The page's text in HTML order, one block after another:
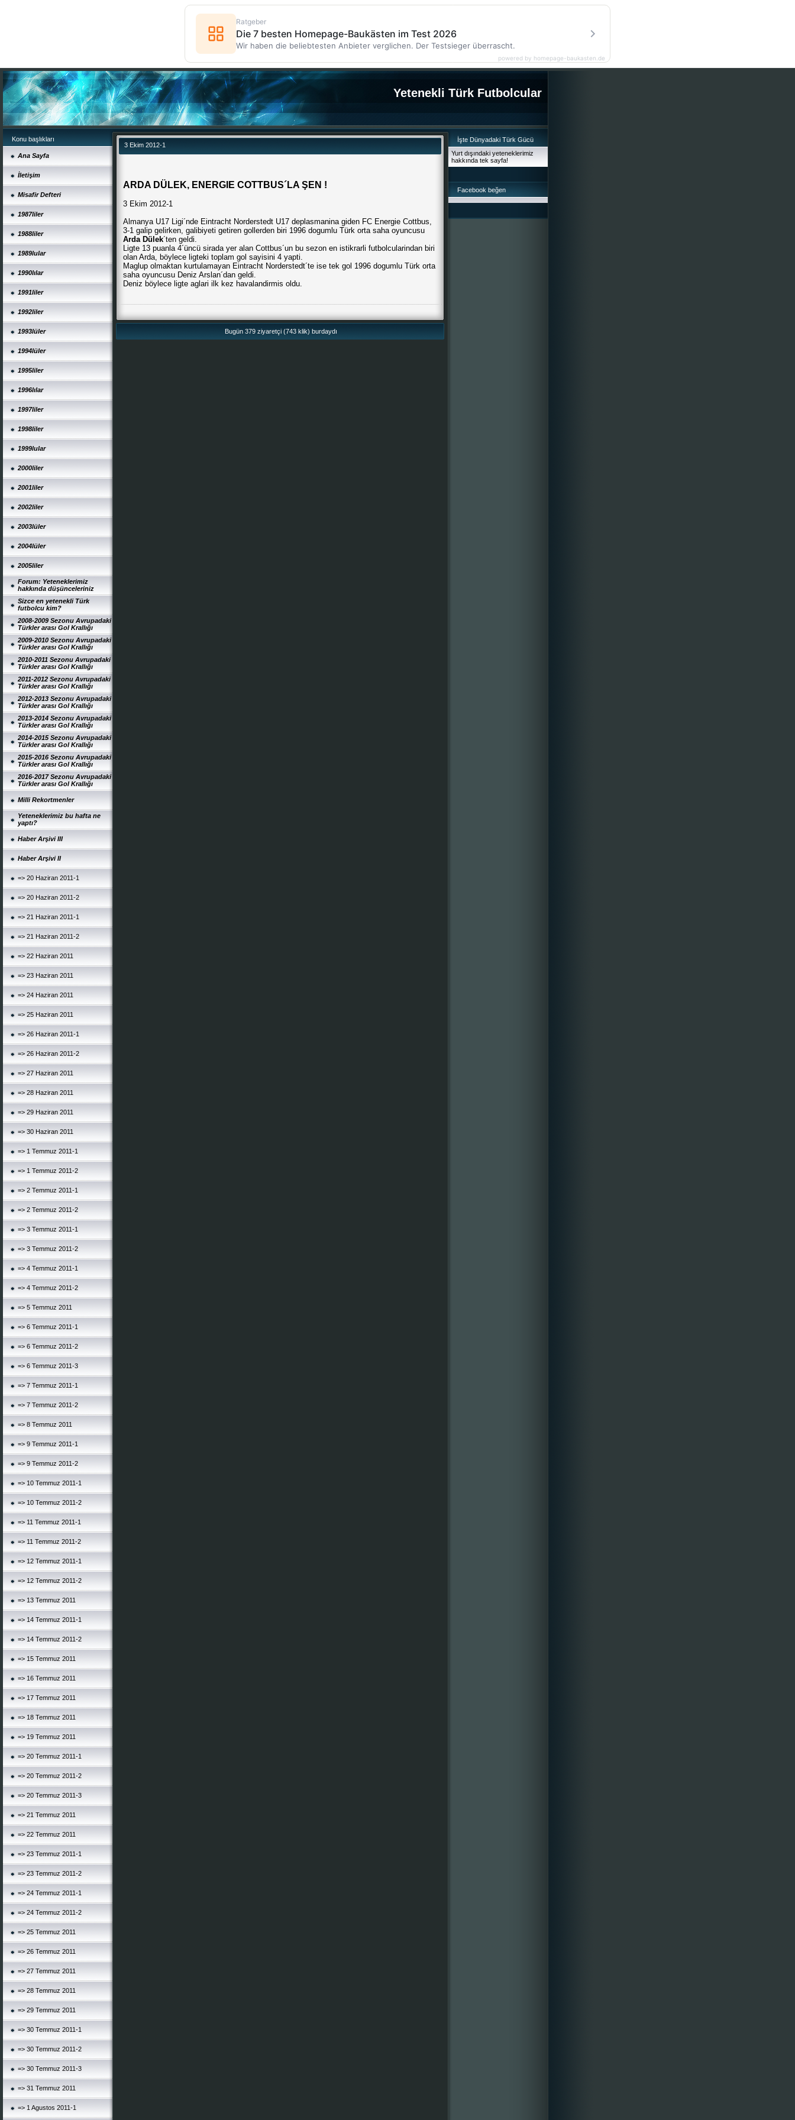
Yetenekli Türk Futbolcular
Konu başlıkları
Ana Sayfa
İletişim
Misafir Defteri
1987liler
1988liler
1989lular
1990lılar
1991liler
1992liler
1993lüler
1994lüler
1995liler
1996lılar
1997liler
1998liler
1999lular
2000liler
2001liler
2002liler
2003lüler
2004lüler
2005liler
Forum: Yeteneklerimiz
hakkında düşünceleriniz
Sizce en yetenekli Türk
futbolcu kim?
2008-2009 Sezonu Avrupadaki
Türkler arası Gol Krallığı
2009-2010 Sezonu Avrupadaki
Türkler arası Gol Krallığı
2010-2011 Sezonu Avrupadaki
Türkler arası Gol Krallığı
2011-2012 Sezonu Avrupadaki
Türkler arası Gol Krallığı
2012-2013 Sezonu Avrupadaki
Türkler arası Gol Krallığı
2013-2014 Sezonu Avrupadaki
Türkler arası Gol Krallığı
2014-2015 Sezonu Avrupadaki
Türkler arası Gol Krallığı
2015-2016 Sezonu Avrupadaki
Türkler arası Gol Krallığı
2016-2017 Sezonu Avrupadaki
Türkler arası Gol Krallığı
Milli Rekortmenler
Yeteneklerimiz bu hafta ne
yaptı?
Haber Arşivi III
Haber Arşivi II
=> 20 Haziran 2011-1
=> 20 Haziran 2011-2
=> 21 Haziran 2011-1
=> 21 Haziran 2011-2
=> 22 Haziran 2011
=> 23 Haziran 2011
=> 24 Haziran 2011
=> 25 Haziran 2011
=> 26 Haziran 2011-1
=> 26 Haziran 2011-2
=> 27 Haziran 2011
=> 28 Haziran 2011
=> 29 Haziran 2011
=> 30 Haziran 2011
=> 1 Temmuz 2011-1
=> 1 Temmuz 2011-2
=> 2 Temmuz 2011-1
=> 2 Temmuz 2011-2
=> 3 Temmuz 2011-1
=> 3 Temmuz 2011-2
=> 4 Temmuz 2011-1
=> 4 Temmuz 2011-2
=> 5 Temmuz 2011
=> 6 Temmuz 2011-1
=> 6 Temmuz 2011-2
=> 6 Temmuz 2011-3
=> 7 Temmuz 2011-1
=> 7 Temmuz 2011-2
=> 8 Temmuz 2011
=> 9 Temmuz 2011-1
=> 9 Temmuz 2011-2
=> 10 Temmuz 2011-1
=> 10 Temmuz 2011-2
=> 11 Temmuz 2011-1
=> 11 Temmuz 2011-2
=> 12 Temmuz 2011-1
=> 12 Temmuz 2011-2
=> 13 Temmuz 2011
=> 14 Temmuz 2011-1
=> 14 Temmuz 2011-2
=> 15 Temmuz 2011
=> 16 Temmuz 2011
=> 17 Temmuz 2011
=> 18 Temmuz 2011
=> 19 Temmuz 2011
=> 20 Temmuz 2011-1
=> 20 Temmuz 2011-2
=> 20 Temmuz 2011-3
=> 21 Temmuz 2011
=> 22 Temmuz 2011
=> 23 Temmuz 2011-1
=> 23 Temmuz 2011-2
=> 24 Temmuz 2011-1
=> 24 Temmuz 2011-2
=> 25 Temmuz 2011
=> 26 Temmuz 2011
=> 27 Temmuz 2011
=> 28 Temmuz 2011
=> 29 Temmuz 2011
=> 30 Temmuz 2011-1
=> 30 Temmuz 2011-2
=> 30 Temmuz 2011-3
=> 31 Temmuz 2011
=> 1 Agustos 2011-1
3 Ekim 2012-1
ARDA DÜLEK, ENERGIE COTTBUS´LA ŞEN !
3 Ekim 2012-1
Almanya U17 Ligi´nde Eintracht Norderstedt U17 deplasmanina giden FC Energie Cottbus,
3-1 galip gelirken, galibiyeti getiren gollerden biri 1996 dogumlu Türk orta saha oyuncusu
Arda Dülek´ten geldi.
Ligte 13 puanla 4´üncü sirada yer alan Cottbus´un bu sezon en istikrarli futbolcularindan biri
olan Arda, böylece ligteki toplam gol sayisini 4 yapti.
Maglup olmaktan kurtulamayan Eintracht Norderstedt´te ise tek gol 1996 dogumlu Türk orta
saha oyuncusu Deniz Arslan´dan geldi.
Deniz böylece ligte aglari ilk kez havalandirmis oldu.
Bugün 379 ziyaretçi (743 klik) burdaydı
İşte Dünyadaki Türk Gücü
Yurt dışındaki yeteneklerimiz
hakkında tek sayfa!
Facebook beğen
Ratgeber
Die 7 besten Homepage-Baukästen im Test 2026
Wir haben die beliebtesten Anbieter verglichen. Der Testsieger überrascht.
powered by homepage-baukasten.de